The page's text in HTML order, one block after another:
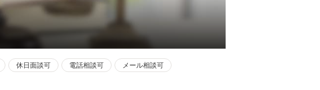
休日面談可 電話相談可 メール相談可